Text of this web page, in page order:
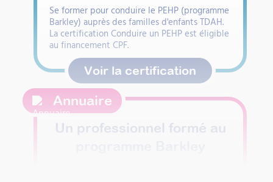
Se former pour conduire le PEHP (programme
Barkley) auprès des familles d'enfants TDAH.
La certification Conduire un PEHP est éligible
au financement CPF.
Voir la certification
Annuaire
Un professionnel formé au